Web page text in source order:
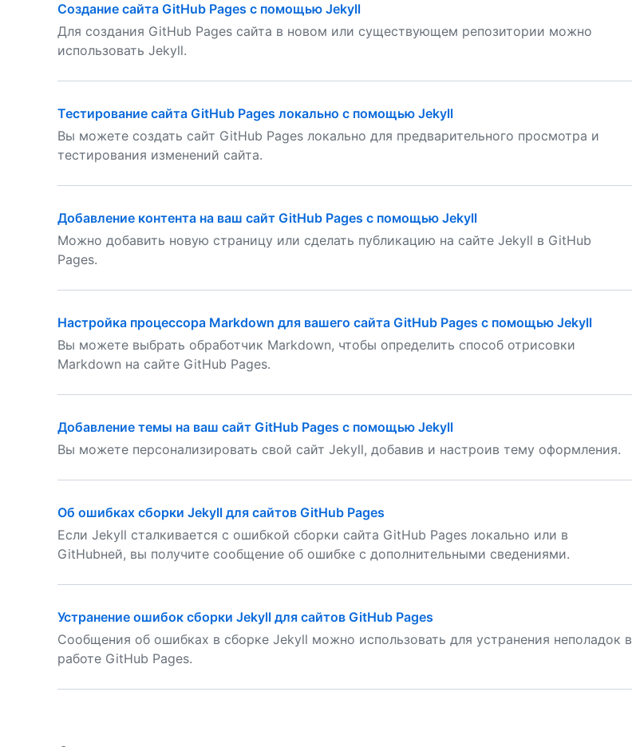
Создание сайта GitHub Pages с помощью Jekyll
Для создания GitHub Pages сайта в новом или существующем репозитории можно
использовать Jekyll.
Тестирование сайта GitHub Pages локально с помощью Jekyll
Вы можете создать сайт GitHub Pages локально для предварительного просмотра и
тестирования изменений сайта.
Добавление контента на ваш сайт GitHub Pages с помощью Jekyll
Можно добавить новую страницу или сделать публикацию на сайте Jekyll в GitHub
Pages.
Настройка процессора Markdown для вашего сайта GitHub Pages с помощью Jekyll
Вы можете выбрать обработчик Markdown, чтобы определить способ отрисовки
Markdown на сайте GitHub Pages.
Добавление темы на ваш сайт GitHub Pages с помощью Jekyll
Вы можете персонализировать свой сайт Jekyll, добавив и настроив тему оформления.
Об ошибках сборки Jekyll для сайтов GitHub Pages
Если Jekyll сталкивается с ошибкой сборки сайта GitHub Pages локально или в
GitHubней, вы получите сообщение об ошибке с дополнительными сведениями.
Устранение ошибок сборки Jekyll для сайтов GitHub Pages
Сообщения об ошибках в сборке Jekyll можно использовать для устранения неполадок в
работе GitHub Pages.